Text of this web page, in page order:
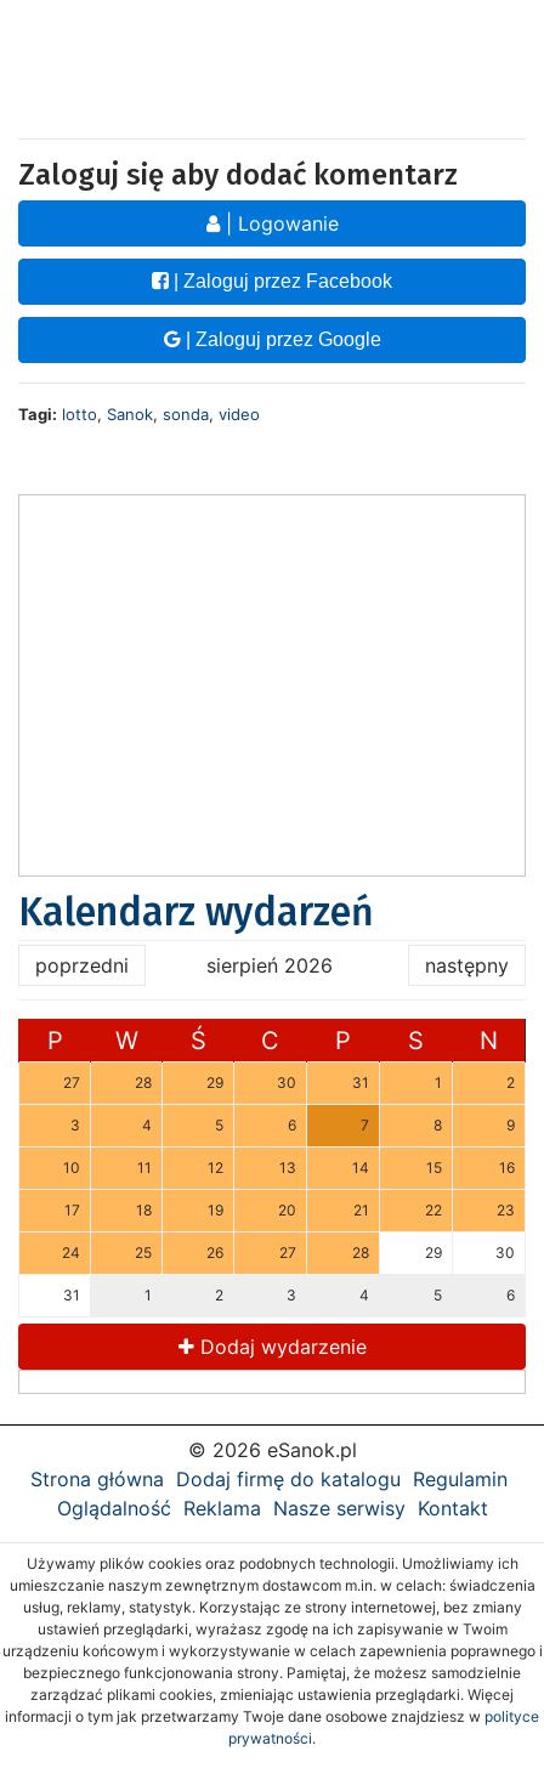
Zaloguj się aby dodać komentarz
| Logowanie
| Zaloguj przez Facebook
| Zaloguj przez Google
Tagi: lotto, Sanok, sonda, video
Kalendarz wydarzeń
poprzedni sierpień 2026 następny
P W Ś C P S N
27 28 29 30 31 1 2
3 4 5 6 7 8 9
10 11 12 13 14 15 16
17 18 19 20 21 22 23
24 25 26 27 28 29 30
31 1 2 3 4 5 6
Dodaj wydarzenie
© 2026 eSanok.pl
Strona główna Dodaj firmę do katalogu Regulamin
Oglądalność Reklama Nasze serwisy Kontakt
Używamy plików cookies oraz podobnych technologii. Umożliwiamy ich
umieszczanie naszym zewnętrznym dostawcom m.in. w celach: świadczenia
usług, reklamy, statystyk. Korzystając ze strony internetowej, bez zmiany
ustawień przeglądarki, wyrażasz zgodę na ich zapisywanie w Twoim
urządzeniu końcowym i wykorzystywanie w celach zapewnienia poprawnego i
bezpiecznego funkcjonowania strony. Pamiętaj, że możesz samodzielnie
zarządzać plikami cookies, zmieniając ustawienia przeglądarki. Więcej
informacji o tym jak przetwarzamy Twoje dane osobowe znajdziesz w polityce
prywatności.